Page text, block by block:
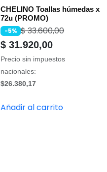
CHELINO Toallas húmedas x
72u (PROMO)
-5% $33.600,00
$ 31.920,00
Precio sin impuestos
nacionales:
$26.380,17
Añadir al carrito